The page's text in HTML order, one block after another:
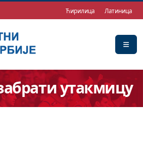
Ћирилица Латиница
утакмицу